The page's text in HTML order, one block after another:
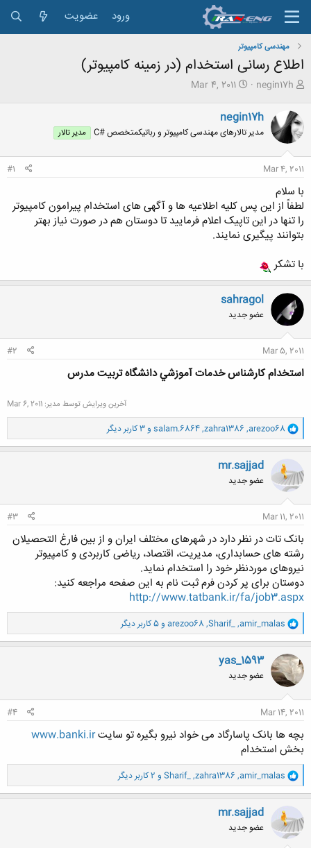
ورود عضویت
مهندسی کامپیوتر
اطلاع رسانی استخدام (در زمینه کامپيوتر)
ش
و
ع
ک
ن
ن
د
م
و
ض
و
negin17h
ت
ی
خ
ر
Mar 4, 2011
negin17h
مدیر تالارهای مهندسی کامپیوتر و رباتیکمتخصص #C مدیر تالار
Mar 4, 2011
#1
با سلام
لطفاً از این پس کلیه اطلاعیه ها و آگهی های استخدام پيرامون کامپيوتر
را تنها در این تاپيک اعلام فرماييد تا دوستان هم در صورت نیاز بهتر
بتوانند پیگیری نمایند.
با تشکر
sahragol
عضو جدید
Mar 5, 2011
#2
استخدام كارشناس خدمات آموزشي دانشگاه تربيت مدرس
آخرین ویرایش توسط مدیر: Mar 6, 2011
و
ا
ک
ن
ش
ه
ا
arezoo68
,
zahra1386
,
salam.6864 و 3 کاربر دیگر
mr.sajjad
عضو جدید
Mar 11, 2011
#3
بانک تات در نظر دارد در شهرهای مختلف ایران و از بین فارغ التحصیلان
رشته های حسابداری، مدیریت، اقتصاد، ریاضی کاربردی و کامپیوتر
نیروهای موردنظر خود را استخدام نماید.
دوستان برای پر کردن فرم ثبت نام به این صفحه مراجعه کنید:
http://www.tatbank.ir/fa/job3.aspx
و
ا
ک
ن
ش
ه
ا
amir_malas
,
Sharif_
,
arezoo68 و 5 کاربر دیگر
yas_1593
عضو جدید
Mar 14, 2011
#4
بچه ها بانک پاسارگاد می خواد نیرو بگیره تو سایتwww.banki.ir
بخش استخدام
و
ا
ک
ن
ش
ه
ا
amir_malas
,
zahra1386
,
Sharif_ و 2 کاربر دیگر
mr.sajjad
عضو جدید